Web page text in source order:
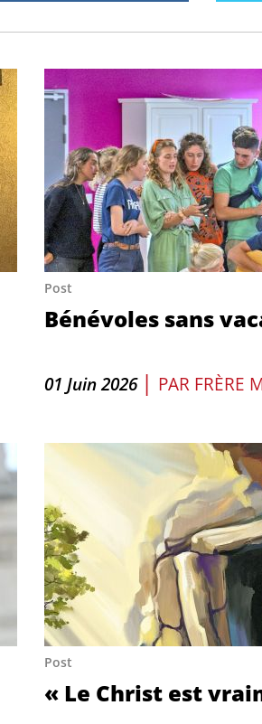
Post
Bénévoles sans
01 Juin 2026 | PAR FRÈRE
Post
« Le Christ est